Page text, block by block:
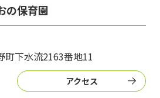
の保育園
町下水流2163番地11
アクセス